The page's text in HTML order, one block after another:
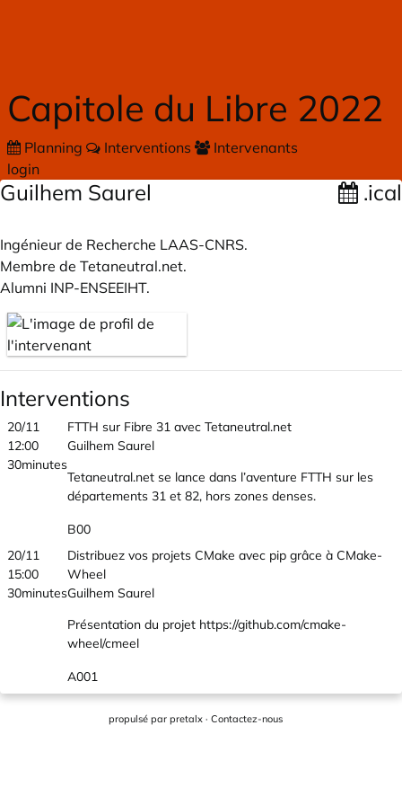
Capitole du Libre 2022
Planning Interventions
Intervenants
login
Guilhem Saurel .ical
Ingénieur de Recherche LAAS-CNRS.
Membre de Tetaneutral.net.
Alumni INP-ENSEEIHT.
Interventions
20/11
12:00
30minutes
FTTH sur Fibre 31 avec Tetaneutral.net
Guilhem Saurel
Tetaneutral.net se lance dans l’aventure FTTH sur les
départements 31 et 82, hors zones denses.
B00
20/11
15:00
30minutes
Distribuez vos projets CMake avec pip grâce à CMake-
Wheel
Guilhem Saurel
Présentation du projet https://github.com/cmake-
wheel/cmeel
A001
propulsé par pretalx · Contactez-nous